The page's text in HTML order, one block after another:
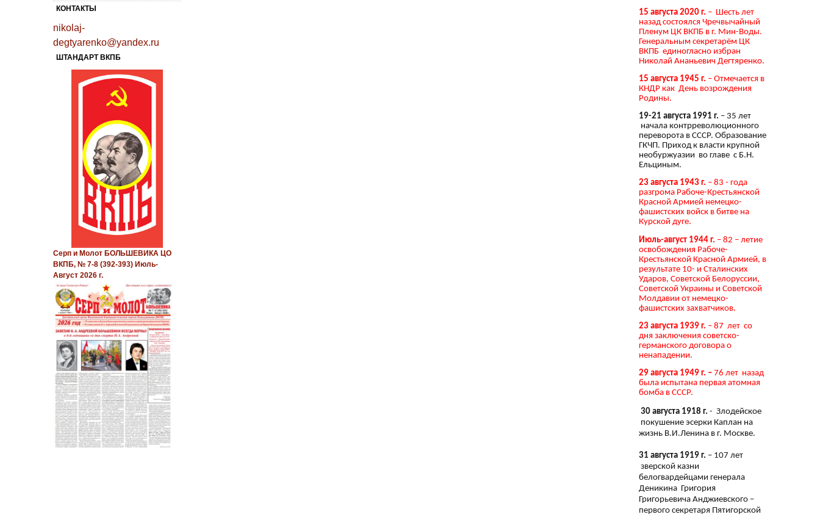
КОНТАКТЫ
nikolaj-
degtyarenko@yandex.ru
ШТАНДАРТ ВКПБ
Серп и Молот БОЛЬШЕВИКА ЦО
ВКПБ, № 7-8 (392-393) Июль-
Август 2026 г.
15 августа 2020 г. – Шесть лет
назад состоялся Чречвычайный
Пленум ЦК ВКПБ в г. Мин-Воды.
Генеральным секретарём ЦК
ВКПБ единогласно избран
Николай Ананьевич Дегтяренко.
15 августа 1945 г. – Отмечается в
КНДР как День возрождения
Родины.
19-21 августа 1991 г. – 35 лет
начала контрреволюционного
переворота в СССР. Образование
ГКЧП. Приход к власти крупной
необуржуазии во главе с Б.Н.
Ельциным.
23 августа 1943 г. – 83 - года
разгрома Рабоче-Крестьянской
Красной Армией немецко-
фашистских войск в битве на
Курской дуге.
Июль-август 1944 г. – 82 – летие
освобождения Рабоче-
Крестьянской Красной Армией, в
результате 10- и Сталинских
Ударов, Советской Белоруссии,
Советской Украины и Советской
Молдавии от немецко-
фашистских захватчиков.
23 августа 1939 г. – 87 лет со
дня заключения советско-
германского договора о
ненападении.
29 августа 1949 г. – 76 лет назад
была испытана первая атомная
бомба в СССР.
30 августа 1918 г. - Злодейское
покушение эсерки Каплан на
жизнь В.И.Ленина в г. Москве.
31 августа 1919 г. – 107 лет
зверской казни
белогвардейцами генерала
Деникина Григория
Григорьевича Анджиевского –
первого секретаря Пятигорской